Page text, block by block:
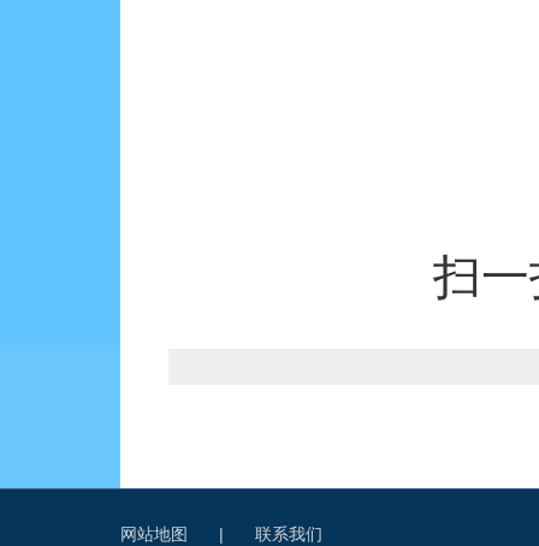
扫
网站地图 | 联系我们